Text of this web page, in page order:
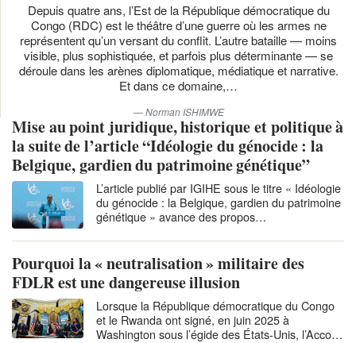
Mise au point juridique, historique et politique à
la suite de l’article “Idéologie du génocide : la
Belgique, gardien du patrimoine génétique”
L’article publié par IGIHE sous le titre « Idéologie
du génocide : la Belgique, gardien du patrimoine
génétique » avance des propos…
Pourquoi la « neutralisation » militaire des
FDLR est une dangereuse illusion
Lorsque la République démocratique du Congo
et le Rwanda ont signé, en juin 2025 à
Washington sous l’égide des États-Unis, l’Accord
Depuis quatre ans, l’Est de la République démocratique du
Congo (RDC) est le théâtre d’une guerre où les armes ne
représentent qu’un versant du conflit. L’autre bataille — moins
visible, plus sophistiquée, et parfois plus déterminante — se
déroule dans les arènes diplomatique, médiatique et narrative.
Et dans ce domaine,…
Norman ISHIMWE